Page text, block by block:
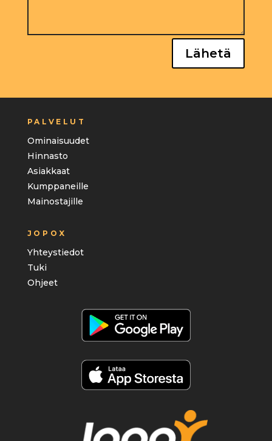
Lähetä
PALVELUT
Ominaisuudet
Hinnasto
Asiakkaat
Kumppaneille
Mainostajille
JOPOX
Yhteystiedot
Tuki
Ohjeet